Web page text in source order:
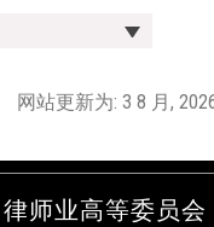
网站更新为: 3 8 月,
律师业高等委员会